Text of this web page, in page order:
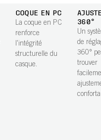
contre
COQUE EN PC
La coque en PC
renforce
l'intégrité
structurelle du
casque.
360°
Un
de
360°
trouver